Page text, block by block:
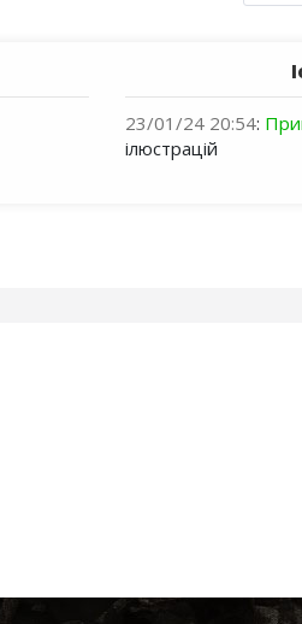
23/01/24 20:54:
ілюстрацій